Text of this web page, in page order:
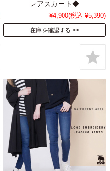
レアスカート◆
¥4,900(税込 ¥5,390)
在庫を確認する